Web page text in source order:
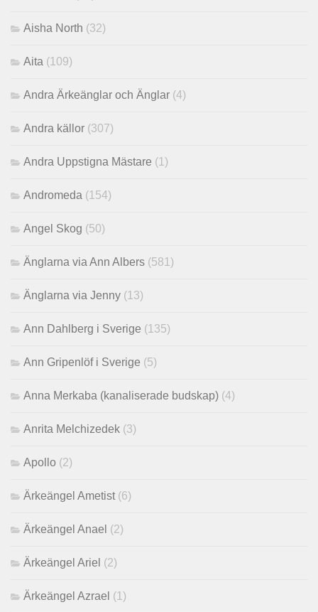
Aisha North (32)
Aita (109)
Andra Ärkeänglar och Änglar (4)
Andra källor (307)
Andra Uppstigna Mästare (1)
Andromeda (154)
Angel Skog (50)
Änglarna via Ann Albers (581)
Änglarna via Jenny (13)
Ann Dahlberg i Sverige (135)
Ann Gripenlöf i Sverige (5)
Anna Merkaba (kanaliserade budskap) (4)
Anrita Melchizedek (3)
Apollo (2)
Ärkeängel Ametist (6)
Ärkeängel Anael (2)
Ärkeängel Ariel (2)
Ärkeängel Azrael (1)